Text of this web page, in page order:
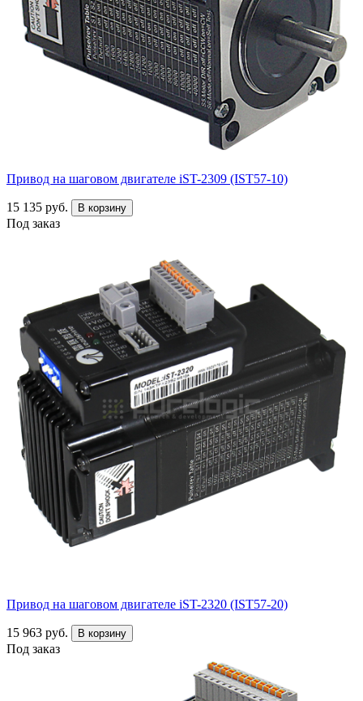
Привод на шаговом двигателе iST-2309 (IST57-10)
15 135 руб. В корзину
Под заказ
Привод на шаговом двигателе iST-2320 (IST57-20)
15 963 руб. В корзину
Под заказ